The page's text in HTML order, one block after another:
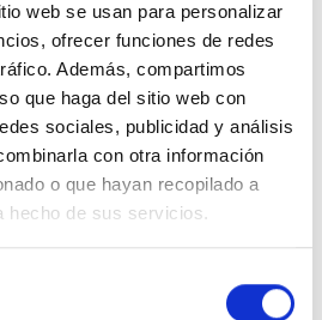
web se usan para personalizar
ofrecer funciones de redes
Además, compartimos
que haga del sitio web con
sociales, publicidad y análisis
con otra información
o que hayan recopilado a
hecho de sus servicios.
de Dios. Tal es el Reino de
lugar de descanso donde tu